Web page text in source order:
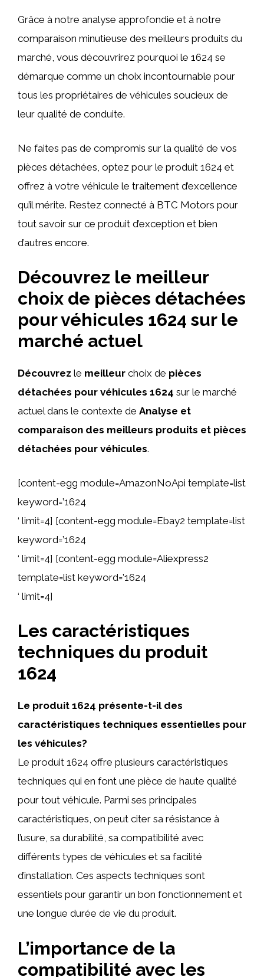
Grâce à notre analyse approfondie et à notre
comparaison minutieuse des meilleurs produits du
marché, vous découvrirez pourquoi le 1624 se
démarque comme un choix incontournable pour
tous les propriétaires de véhicules soucieux de
leur qualité de conduite.
Ne faites pas de compromis sur la qualité de vos
pièces détachées, optez pour le produit 1624 et
offrez à votre véhicule le traitement d’excellence
qu’il mérite. Restez connecté à BTC Motors pour
tout savoir sur ce produit d’exception et bien
d’autres encore.
Découvrez le meilleur
choix de pièces détachées
pour véhicules 1624 sur le
marché actuel
Découvrez le meilleur choix de pièces
détachées pour véhicules 1624 sur le marché
actuel dans le contexte de Analyse et
comparaison des meilleurs produits et pièces
détachées pour véhicules.
[content-egg module=AmazonNoApi template=list
keyword=’1624
‘ limit=4] [content-egg module=Ebay2 template=list
keyword=’1624
‘ limit=4] [content-egg module=Aliexpress2
template=list keyword=’1624
‘ limit=4]
Les caractéristiques
techniques du produit
1624
Le produit 1624 présente-t-il des
caractéristiques techniques essentielles pour
les véhicules?
Le produit 1624 offre plusieurs caractéristiques
techniques qui en font une pièce de haute qualité
pour tout véhicule. Parmi ses principales
caractéristiques, on peut citer sa résistance à
l’usure, sa durabilité, sa compatibilité avec
différents types de véhicules et sa facilité
d’installation. Ces aspects techniques sont
essentiels pour garantir un bon fonctionnement et
une longue durée de vie du produit.
L’importance de la
compatibilité avec les